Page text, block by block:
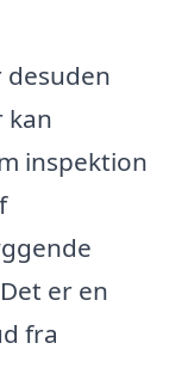
kan
inspektion
er en
fra